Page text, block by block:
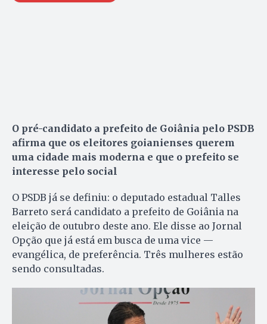
O pré-candidato a prefeito de Goiânia pelo PSDB
afirma que os eleitores goianienses querem
uma cidade mais moderna e que o prefeito se
interesse pelo social
O PSDB já se definiu: o deputado estadual Talles
Barreto será candidato a prefeito de Goiânia na
eleição de outubro deste ano. Ele disse ao Jornal
Opção que já está em busca de uma vice —
evangélica, de preferência. Três mulheres estão
sendo consultadas.